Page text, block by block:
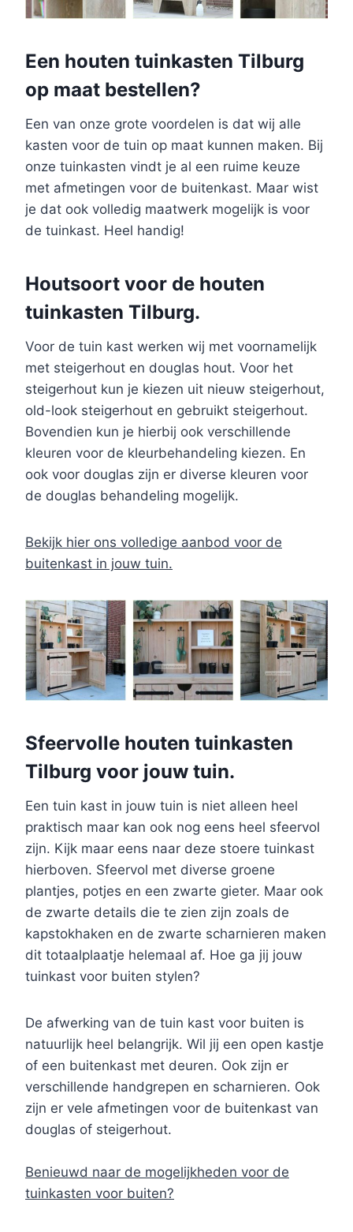
Een houten tuinkasten Tilburg
op maat bestellen?
Een van onze grote voordelen is dat wij alle
kasten voor de tuin op maat kunnen maken. Bij
onze tuinkasten vindt je al een ruime keuze
met afmetingen voor de buitenkast. Maar wist
je dat ook volledig maatwerk mogelijk is voor
de tuinkast. Heel handig!
Houtsoort voor de houten
tuinkasten Tilburg.
Voor de tuin kast werken wij met voornamelijk
met steigerhout en douglas hout. Voor het
steigerhout kun je kiezen uit nieuw steigerhout,
old-look steigerhout en gebruikt steigerhout.
Bovendien kun je hierbij ook verschillende
kleuren voor de kleurbehandeling kiezen. En
ook voor douglas zijn er diverse kleuren voor
de douglas behandeling mogelijk.
Bekijk hier ons volledige aanbod voor de
buitenkast in jouw tuin.
Sfeervolle houten tuinkasten
Tilburg voor jouw tuin.
Een tuin kast in jouw tuin is niet alleen heel
praktisch maar kan ook nog eens heel sfeervol
zijn. Kijk maar eens naar deze stoere tuinkast
hierboven. Sfeervol met diverse groene
plantjes, potjes en een zwarte gieter. Maar ook
de zwarte details die te zien zijn zoals de
kapstokhaken en de zwarte scharnieren maken
dit totaalplaatje helemaal af. Hoe ga jij jouw
tuinkast voor buiten stylen?
De afwerking van de tuin kast voor buiten is
natuurlijk heel belangrijk. Wil jij een open kastje
of een buitenkast met deuren. Ook zijn er
verschillende handgrepen en scharnieren. Ook
zijn er vele afmetingen voor de buitenkast van
douglas of steigerhout.
Benieuwd naar de mogelijkheden voor de
tuinkasten voor buiten?